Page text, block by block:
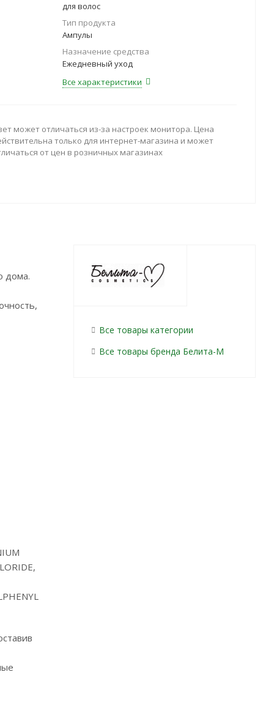
для волос
Тип продукта
Ампулы
Назначение средства
Ежедневный уход
Все характеристики
может отличаться из-за настроек монитора. Цена
только для интернет-магазина и может
от цен в розничных магазинах
дома.
Все товары категории
Все товары бренда Белита-М